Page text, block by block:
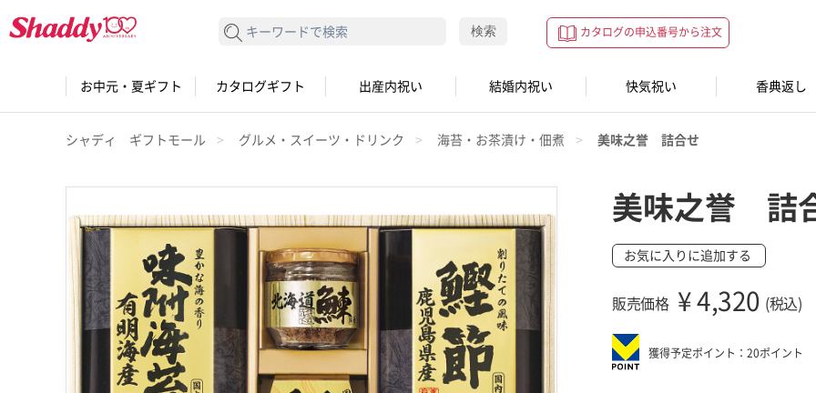
カタログの申込番号から注文
検索する 検索
お中元・夏ギフト カタログギフト 出産内祝い 結婚内祝い 快気祝い 香典返し
シャディ ギフトモール グルメ・スイーツ・ドリンク 海苔・お茶漬け・佃煮 美味之誉 詰合せ
美味之誉 詰
お気に入りに追加する
販売価格 ¥ 4,320 (税込)
獲得予定ポイント：20ポイント